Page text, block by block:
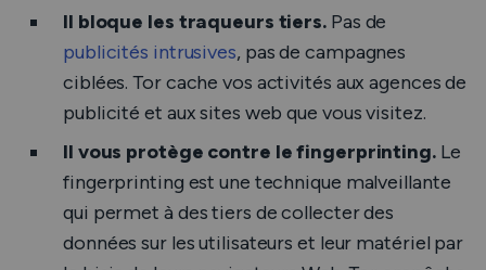
Il bloque les traqueurs tiers. Pas de
publicités intrusives, pas de campagnes
ciblées. Tor cache vos activités aux agences de
publicité et aux sites web que vous visitez.
Il vous protège contre le fingerprinting. Le
fingerprinting est une technique malveillante
qui permet à des tiers de collecter des
données sur les utilisateurs et leur matériel par